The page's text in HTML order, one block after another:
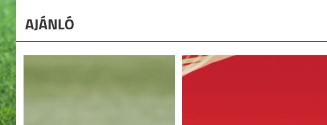
AJÁNLÓ